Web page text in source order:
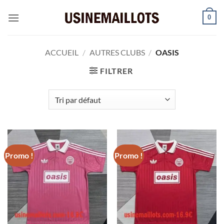
0
ACCUEIL / AUTRES CLUBS / OASIS
FILTRER
Promo ! Promo !